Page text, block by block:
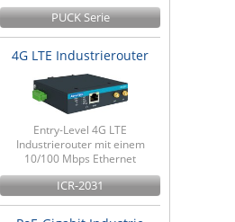
PUCK Serie
4G LTE Industrierouter
Entry-Level 4G LTE
Industrierouter mit einem
10/100 Mbps Ethernet
ICR-2031